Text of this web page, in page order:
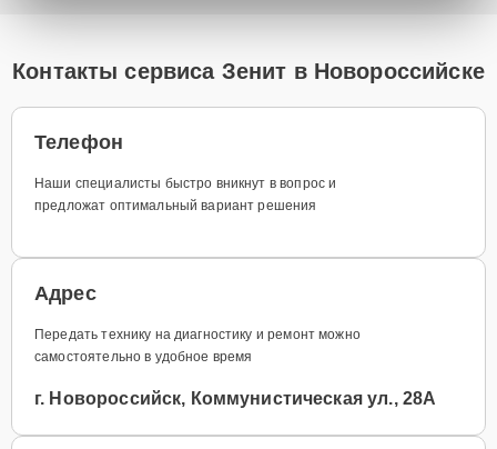
Контакты сервиса Зенит в Новороссийске
Телефон
Наши специалисты быстро вникнут в вопрос и
предложат оптимальный вариант решения
Адрес
Передать технику на диагностику и ремонт можно
самостоятельно в удобное время
г. Новороссийск, Коммунистическая ул., 28А